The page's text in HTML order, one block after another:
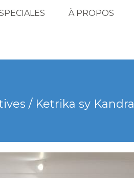
À PROPOS
/ Ketrika sy Kandra